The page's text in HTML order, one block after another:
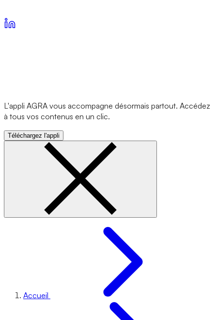
L'appli AGRA vous accompagne désormais partout. Accédez
à tous vos contenus en un clic.
Téléchargez l'appli
Accueil